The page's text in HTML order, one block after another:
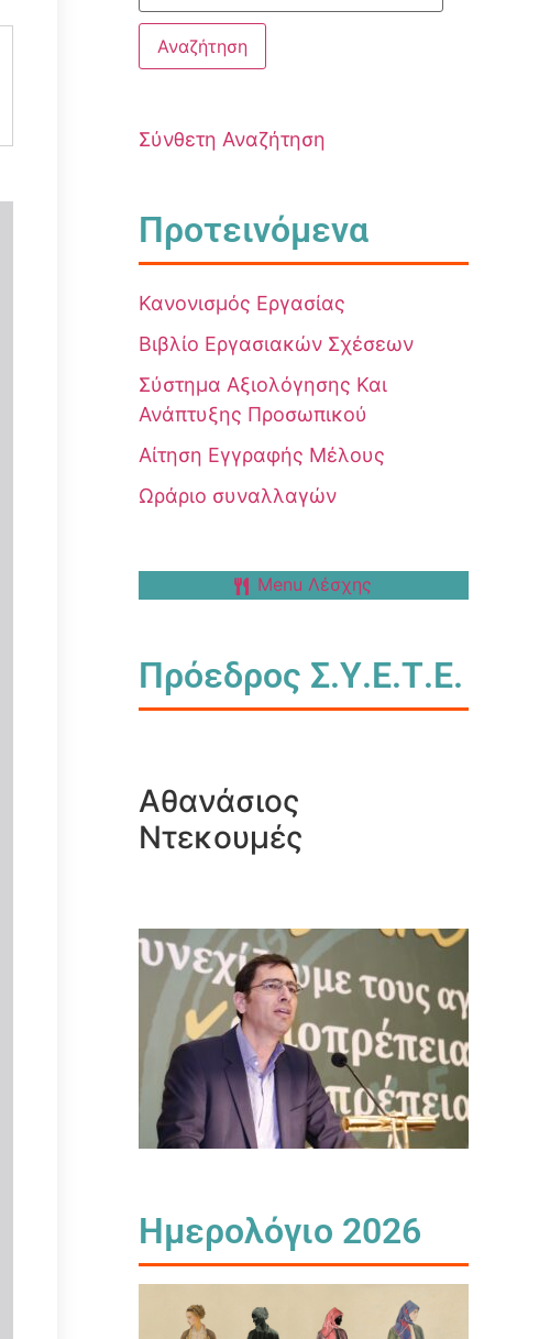
Σύνθετη Αναζήτηση
Προτεινόμενα
Κανονισμός Εργασίας
Βιβλίο Εργασιακών Σχέσεων
Σύστημα Αξιολόγησης Και
Ανάπτυξης Προσωπικού
Αίτηση Εγγραφής Μέλους
Ωράριο συναλλαγών
Menu Λέσχης
Πρόεδρος Σ.Υ.Ε.Τ.Ε.
Αθανάσιος
Ντεκουμές
Ημερολόγιο 2026